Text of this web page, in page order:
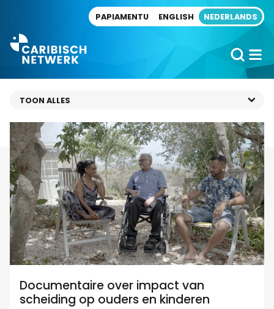
PAPIAMENTU ENGLISH NEDERLANDS
Documentaire over impact van
scheiding op ouders en kinderen